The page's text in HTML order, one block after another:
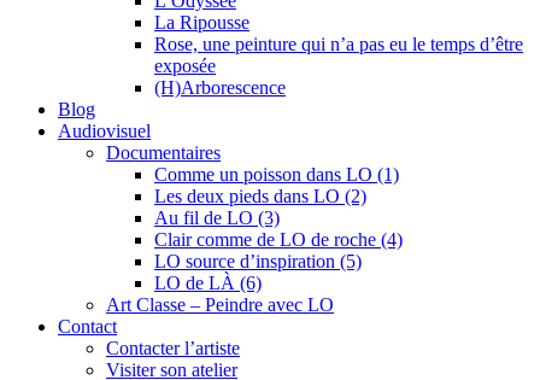
La Ripousse
Rose, une peinture qui n’a pas eu le temps d’être
exposée
(H)Arborescence
Blog
Audiovisuel
Documentaires
Comme un poisson dans LO (1)
Les deux pieds dans LO (2)
Au fil de LO (3)
Clair comme de LO de roche (4)
LO source d’inspiration (5)
LO de LÀ (6)
Art Classe – Peindre avec LO
Contact
Contacter l’artiste
Visiter son atelier